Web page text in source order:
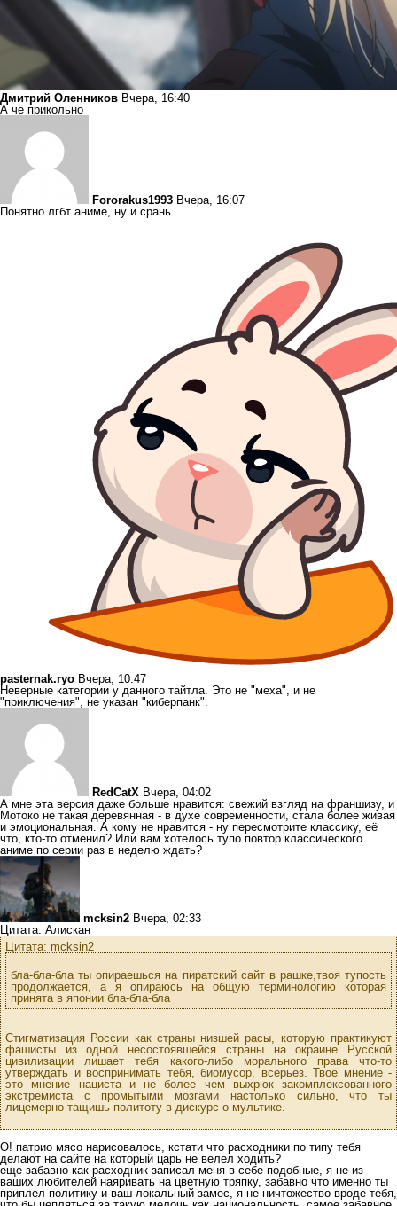
Дмитрий Оленников Вчера, 16:40
А чё прикольно
Fororakus1993 Вчера, 16:07
Понятно лгбт аниме, ну и срань
pasternak.ryo Вчера, 10:47
Неверные категории у данного тайтла. Это не "меха", и не
"приключения", не указан "киберпанк".
RedCatX Вчера, 04:02
А мне эта версия даже больше нравится: свежий взгляд на франшизу, и
Мотоко не такая деревянная - в духе современности, стала более живая
и эмоциональная. А кому не нравится - ну пересмотрите классику, её
что, кто-то отменил? Или вам хотелось тупо повтор классического
аниме по серии раз в неделю ждать?
mcksin2 Вчера, 02:33
Цитата: Алискан
Цитата: mcksin2
бла-бла-бла ты опираешься на пиратский сайт в рашке,твоя тупость
продолжается, а я опираюсь на общую терминологию которая
принята в японии бла-бла-бла
Стигматизация России как страны низшей расы, которую практикуют
фашисты из одной несостоявшейся страны на окраине Русской
цивилизации лишает тебя какого-либо морального права что-то
утверждать и воспринимать тебя, биомусор, всерьёз. Твоё мнение -
это мнение нациста и не более чем выхрюк закомплексованного
экстремиста с промытыми мозгами настолько сильно, что ты
лицемерно тащишь политоту в дискурс о мультике.
О! патрио мясо нарисовалось, кстати что расходники по типу тебя
делают на сайте на который царь не велел ходить?
еще забавно как расходник записал меня в себе подобные, я не из
ваших любителей наяривать на цветную тряпку, забавно что именно ты
приплел политику и ваш локальный замес, я не ничтожество вроде тебя,